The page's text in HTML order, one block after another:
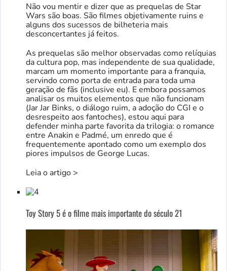
Não vou mentir e dizer que as prequelas de Star
Wars são boas. São filmes objetivamente ruins e
alguns dos sucessos de bilheteria mais
desconcertantes já feitos.
As prequelas são melhor observadas como relíquias
da cultura pop, mas independente de sua qualidade,
marcam um momento importante para a franquia,
servindo como porta de entrada para toda uma
geração de fãs (inclusive eu). E embora possamos
analisar os muitos elementos que não funcionam
(Jar Jar Binks, o diálogo ruim, a adoção do CGI e o
desrespeito aos fantoches), estou aqui para
defender minha parte favorita da trilogia: o romance
entre Anakin e Padmé, um enredo que é
frequentemente apontado como um exemplo dos
piores impulsos de George Lucas.
Leia o artigo >
Toy Story 5 é o filme mais importante do século 21